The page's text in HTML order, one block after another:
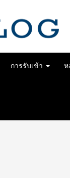
การรับเข้า ห